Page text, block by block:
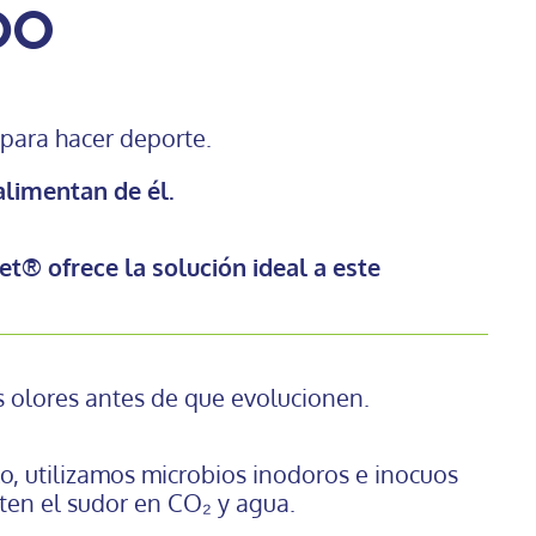
hacer deporte.
de él.
ofrece la solución ideal a este
olores antes de que evolucionen.
utilizamos microbios inodoros e inocuos
el sudor en CO₂ y agua.